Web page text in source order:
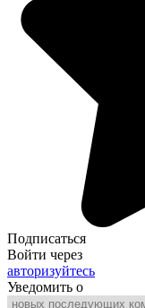
Подписаться
Войти через
авторизуйтесь
Уведомить о